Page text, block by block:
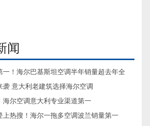
闻
一！海尔巴基斯坦空调半年销量超去年全
袭 意大利老建筑选择海尔空调
海尔空调意大利专业渠道第一
上热搜！海尔一拖多空调波兰销量第一